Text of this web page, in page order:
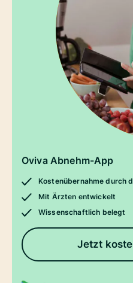
Oviva Abnehm-App
Kostenübernahme durch
Mit Ärzten entwickelt
Wissenschaftlich belegt
Jetzt